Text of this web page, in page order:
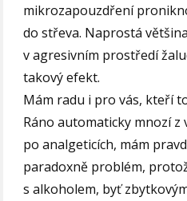
mikrozapouzdření
do střeva. Naprostá
v agresivním prostředí
takový efekt.
Mám radu i pro vás, kteří
Ráno automaticky mnozí z
po analgeticích, mám
paradoxně problém,
s alkoholem, byť